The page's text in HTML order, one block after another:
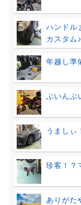
ハンドル
カスタム♪
年越し準
ぶいんぶ
うましぃ
珍客！？
ありがた